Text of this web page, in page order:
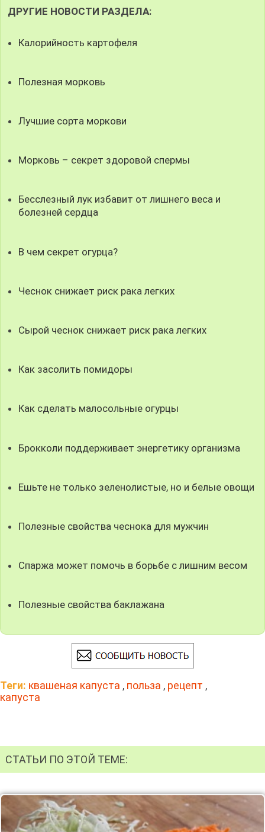
ДРУГИЕ НОВОСТИ РАЗДЕЛА:
Калорийность картофеля
Полезная морковь
Лучшие сорта моркови
Морковь – секрет здоровой спермы
Бесслезный лук избавит от лишнего веса и
болезней сердца
В чем секрет огурца?
Чеснок снижает риск рака легких
Сырой чеснок снижает риск рака легких
Как засолить помидоры
Как сделать малосольные огурцы
Брокколи поддерживает энергетику организма
Ешьте не только зеленолистые, но и белые овощи
Полезные свойства чеснока для мужчин
Спаржа может помочь в борьбе с лишним весом
Полезные свойства баклажана
Теги: квашеная капуста , польза , рецепт ,
капуста
СТАТЬИ ПО ЭТОЙ ТЕМЕ: